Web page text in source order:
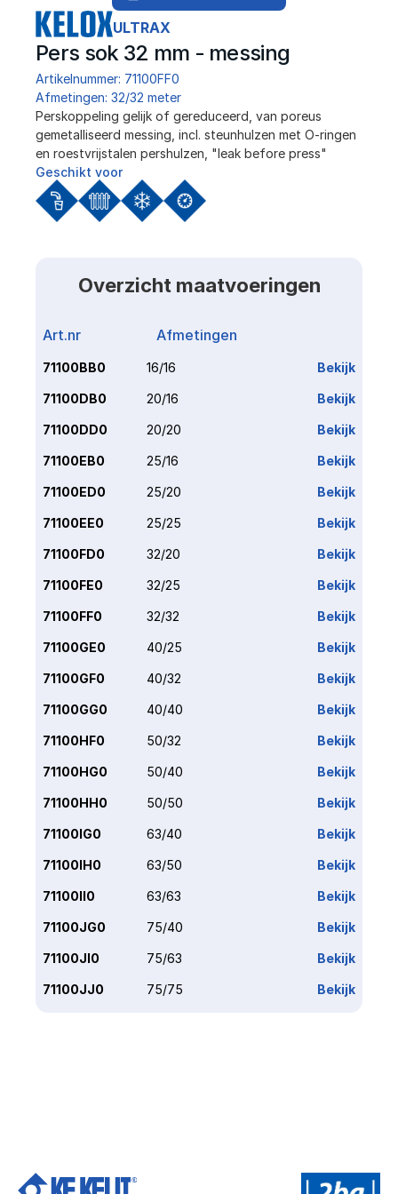
ULTRAX
Pers sok 32 mm - messing
Artikelnummer: 71100FF0
Afmetingen: 32/32 meter
Perskoppeling gelijk of gereduceerd, van poreus
gemetalliseerd messing, incl. steunhulzen met O-ringen
en roestvrijstalen pershulzen, "leak before press"
Geschikt voor
Overzicht maatvoeringen
Art.nr Afmetingen
71100BB0 16/16 Bekijk
71100DB0 20/16 Bekijk
71100DD0 20/20 Bekijk
71100EB0 25/16 Bekijk
71100ED0 25/20 Bekijk
71100EE0 25/25 Bekijk
71100FD0 32/20 Bekijk
71100FE0 32/25 Bekijk
71100FF0 32/32 Bekijk
71100GE0 40/25 Bekijk
71100GF0 40/32 Bekijk
71100GG0 40/40 Bekijk
71100HF0 50/32 Bekijk
71100HG0 50/40 Bekijk
71100HH0 50/50 Bekijk
71100IG0 63/40 Bekijk
71100IH0 63/50 Bekijk
71100II0 63/63 Bekijk
71100JG0 75/40 Bekijk
71100JI0 75/63 Bekijk
71100JJ0 75/75 Bekijk